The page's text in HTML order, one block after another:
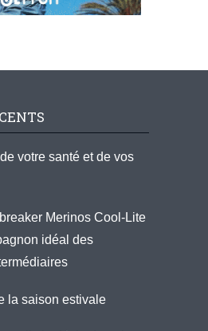
votre santé et de vos
Merinos Cool-Lite
idéal des
la saison estivale